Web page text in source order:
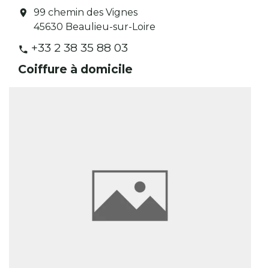
location_on
99 chemin des Vignes
45630 Beaulieu-sur-Loire
phone +33 2 38 35 88 03
Coiffure à domicile